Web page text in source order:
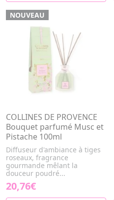
NOUVEAU
COLLINES DE PROVENCE
Bouquet parfumé Musc et
Pistache 100ml
Diffuseur d'ambiance à tiges
roseaux, fragrance
gourmande mêlant la
douceur poudré...
20,76€